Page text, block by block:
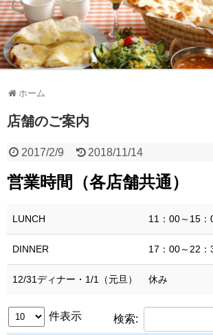
ホーム
店舗のご案内
2017/2/9 2018/11/14
営業時間（各店舗共通）
LUNCH 11：00～15：
DINNER 17：00～22：
12/31ディナー・1/1（元旦） 休み
件表示 検索: